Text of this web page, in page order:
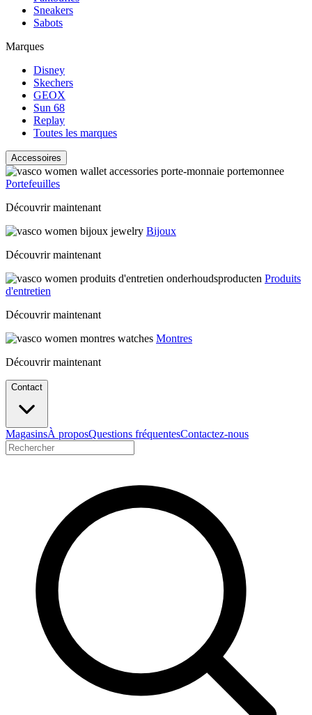
Sneakers
Sabots
Marques
Disney
Skechers
GEOX
Sun 68
Replay
Toutes les marques
Accessoires
Portefeuilles
Découvrir maintenant
Bijoux
Découvrir maintenant
Produits
d'entretien
Découvrir maintenant
Montres
Découvrir maintenant
Contact
MagasinsÀ proposQuestions fréquentesContactez-nous